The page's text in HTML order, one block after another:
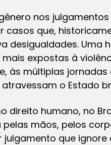
nos
casos que,
desigualdades. Uma
expostas à
às múltiplas
o Estado
direito humano, no
mãos, pelos
que